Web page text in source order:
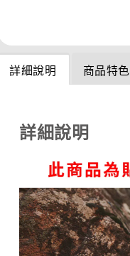
詳細說明 商品特色
詳細說明